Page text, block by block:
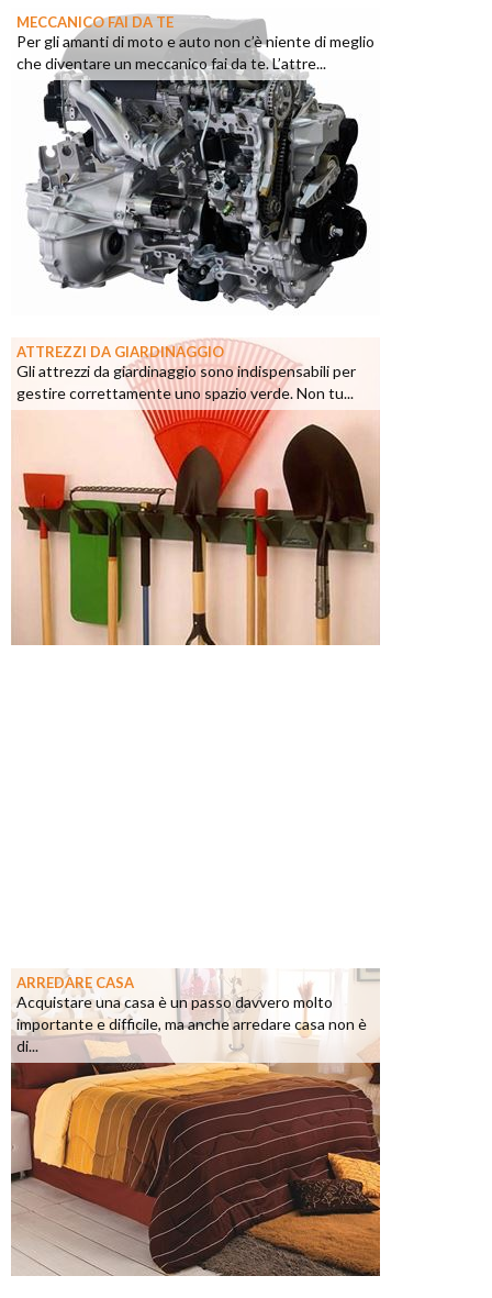
MECCANICO FAI DA TE
Per gli amanti di moto e auto non c’è niente di meglio
che diventare un meccanico fai da te. L’attre...
ATTREZZI DA GIARDINAGGIO
Gli attrezzi da giardinaggio sono indispensabili per
gestire correttamente uno spazio verde. Non tu...
ARREDARE CASA
Acquistare una casa è un passo davvero molto
importante e difficile, ma anche arredare casa non è
di...